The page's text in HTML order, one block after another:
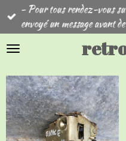
Passer
principal
- Pour tous rendez-vous
envoyé un message avant